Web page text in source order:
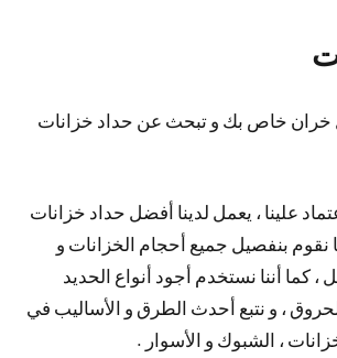
خاص بك و تبحث عن حداد خزانات
علينا ، يعمل لدينا أفضل حداد خزانات
نقوم بنفصيل جميع أحجام الخزانات و
كما أننا نستخدم أجود أنواع الحديد
، و نتبع أحدث الطرق و الأساليب في
، الشبوك و الأسوار .